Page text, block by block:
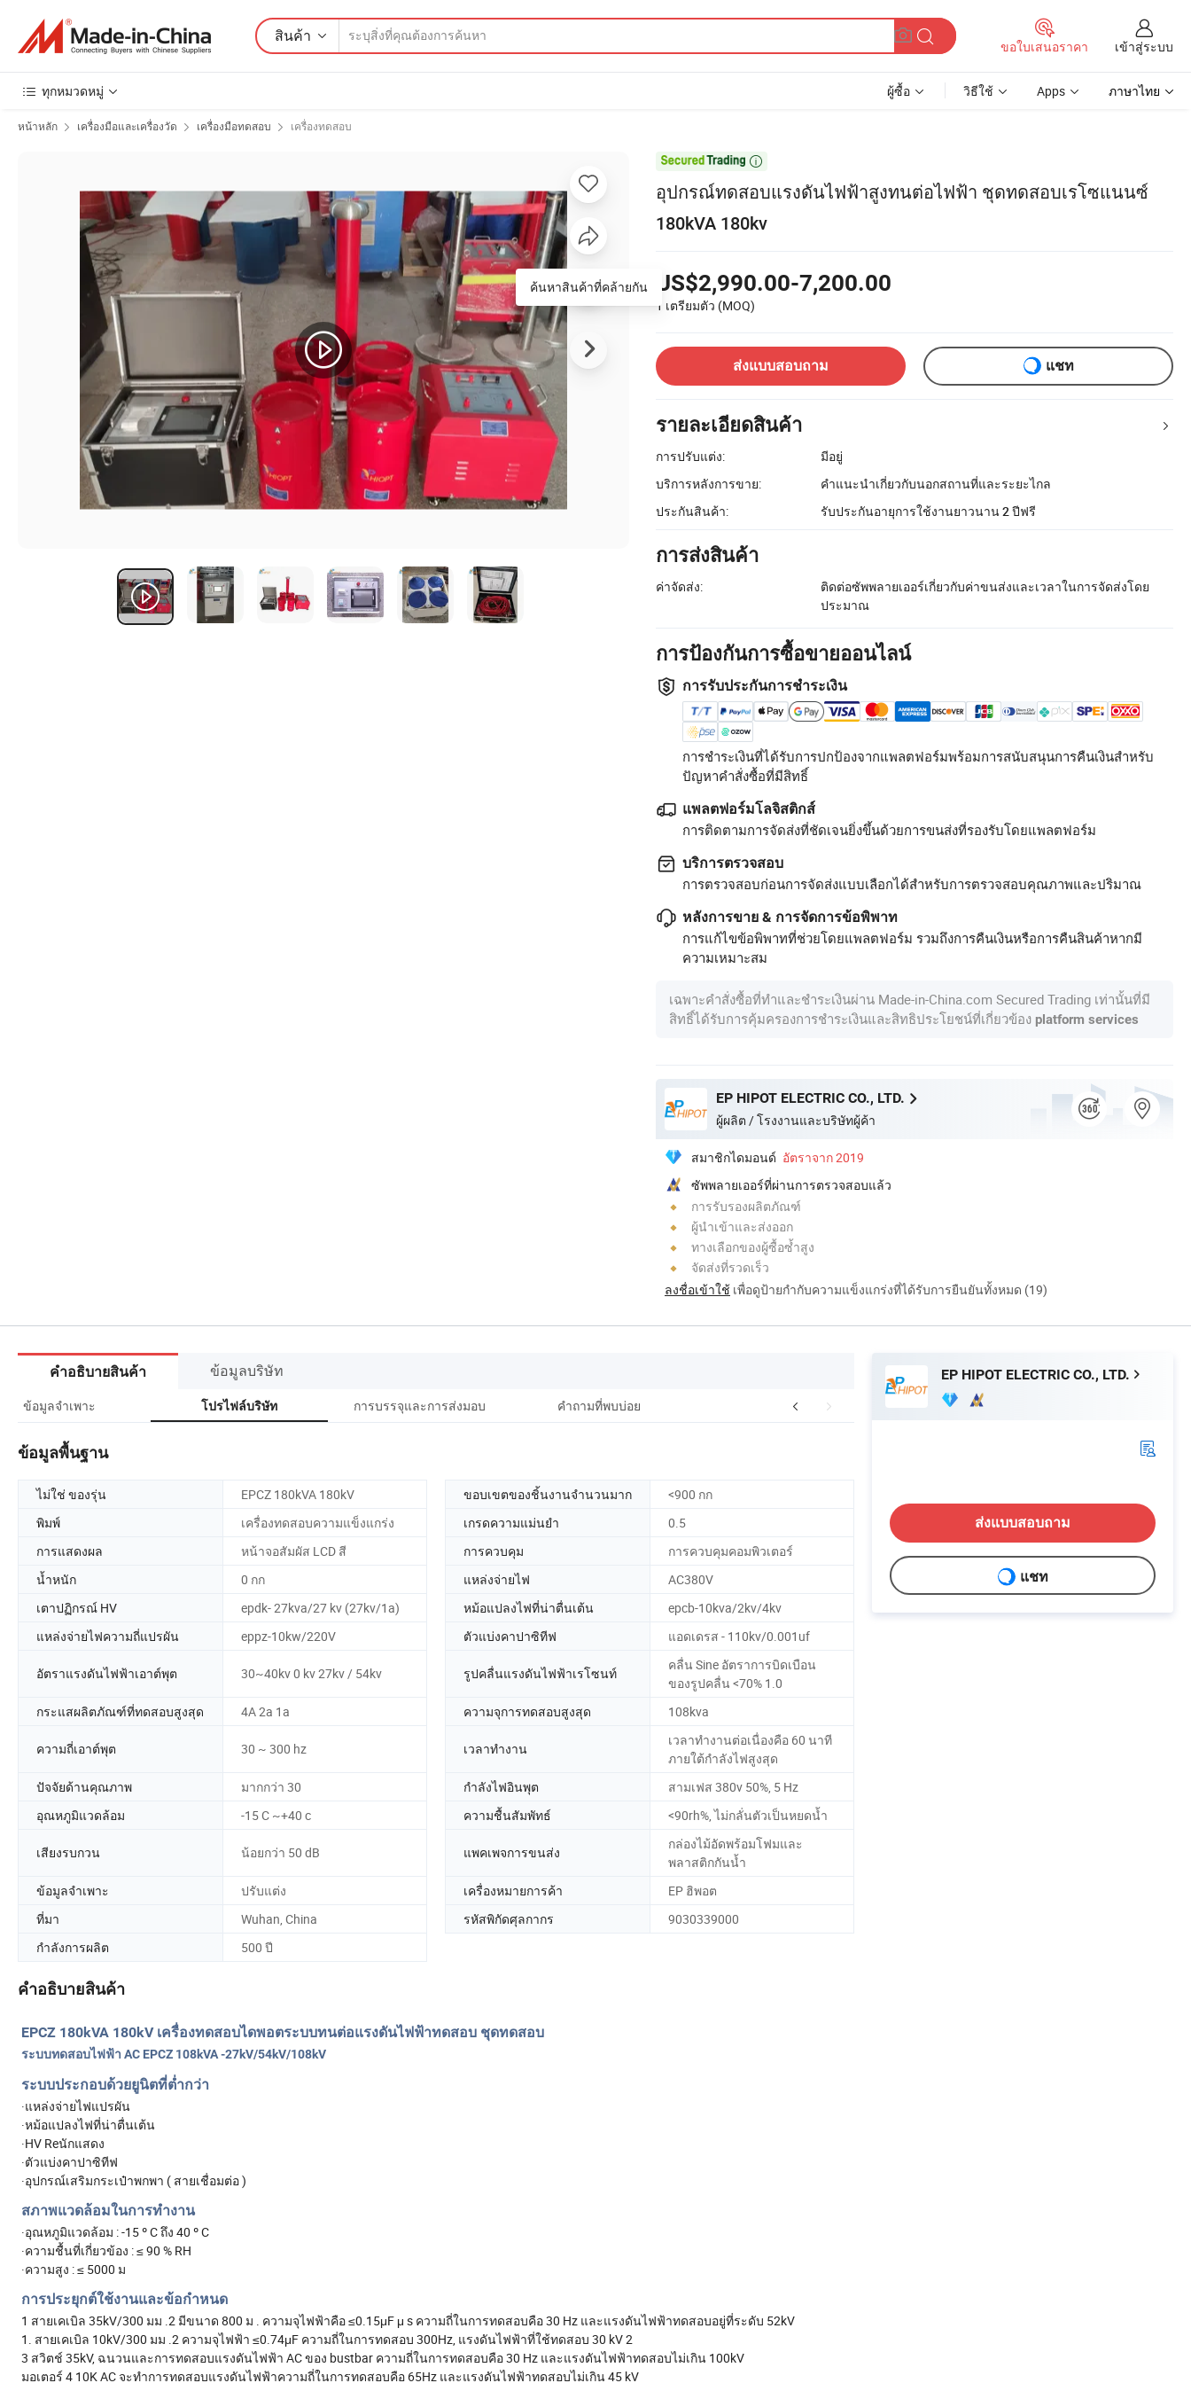
สินค้า
ขอใบเสนอราคา เข้าสู่ระบบ
ทุกหมวดหมู่ ผู้ซื้อ วิธีใช้ Apps ภาษาไทย
หน้าหลัก เครื่องมือและเครื่องวัด เครื่องมือทดสอบ เครื่องทดสอบ

อุปกรณ์ทดสอบแรงดันไฟฟ้าสูงทนต่อไฟฟ้า ชุดทดสอบเรโซแนนซ์
180kVA 180kv
US$2,990.00-7,200.00
1 เตรียมตัว (MOQ)
ส่งแบบสอบถาม แชท
รายละเอียดสินค้า
การปรับแต่ง:
มีอยู่
บริการหลังการขาย:
คำแนะนำเกี่ยวกับนอกสถานที่และระยะไกล
ประกันสินค้า:
รับประกันอายุการใช้งานยาวนาน 2 ปีฟรี
การส่งสินค้า
ค่าจัดส่ง:
ติดต่อซัพพลายเออร์เกี่ยวกับค่าขนส่งและเวลาในการจัดส่งโดย
ประมาณ
การป้องกันการซื้อขายออนไลน์
การรับประกันการชำระเงิน
การชำระเงินที่ได้รับการปกป้องจากแพลตฟอร์มพร้อมการสนับสนุนการคืนเงินสำหรับ
ปัญหาคำสั่งซื้อที่มีสิทธิ์
แพลตฟอร์มโลจิสติกส์
การติดตามการจัดส่งที่ชัดเจนยิ่งขึ้นด้วยการขนส่งที่รองรับโดยแพลตฟอร์ม
บริการตรวจสอบ
การตรวจสอบก่อนการจัดส่งแบบเลือกได้สำหรับการตรวจสอบคุณภาพและปริมาณ
หลังการขาย & การจัดการข้อพิพาท
การแก้ไขข้อพิพาทที่ช่วยโดยแพลตฟอร์ม รวมถึงการคืนเงินหรือการคืนสินค้าหากมี
ความเหมาะสม
เฉพาะคำสั่งซื้อที่ทำและชำระเงินผ่าน Made-in-China.com Secured Trading เท่านั้นที่มี
สิทธิ์ได้รับการคุ้มครองการชำระเงินและสิทธิประโยชน์ที่เกี่ยวข้อง platform services
EP HIPOT ELECTRIC CO., LTD.
ผู้ผลิต / โรงงานและบริษัทผู้ค้า
สมาชิกไดมอนด์ อัตราจาก 2019
ซัพพลายเออร์ที่ผ่านการตรวจสอบแล้ว
การรับรองผลิตภัณฑ์
ผู้นำเข้าและส่งออก
ทางเลือกของผู้ซื้อซ้ำสูง
จัดส่งที่รวดเร็ว
ลงชื่อเข้าใช้ เพื่อดูป้ายกำกับความแข็งแกร่งที่ได้รับการยืนยันทั้งหมด (19)
ค้นหาสินค้าที่คล้ายกัน
คำอธิบายสินค้า ข้อมูลบริษัท
ข้อมูลจำเพาะ โปรไฟล์บริษัท การบรรจุและการส่งมอบ คำถามที่พบบ่อย
ข้อมูลพื้นฐาน
ไม่ใช่ ของรุ่น EPCZ 180kVA 180kV ขอบเขตของชิ้นงานจำนวนมาก
<900 กก
พิมพ์
เครื่องทดสอบความแข็งแกร่ง เกรดความแม่นยำ
0.5
การแสดงผล
หน้าจอสัมผัส LCD สี การควบคุม
การควบคุมคอมพิวเตอร์
น้ำหนัก
0 กก แหล่งจ่ายไฟ
AC380V
เตาปฏิกรณ์ HV
epdk- 27kva/27 kv (27kv/1a) หม้อแปลงไฟที่น่าตื่นเต้น
epcb-10kva/2kv/4kv
แหล่งจ่ายไฟความถี่แปรผัน
eppz-10kw/220V ตัวแบ่งคาปาซิทีฟ แอดเดรส - 110kv/0.001uf
อัตราแรงดันไฟฟ้าเอาต์พุต 30~40kv 0 kv 27kv / 54kv รูปคลื่นแรงดันไฟฟ้าเรโซนท์
คลื่น Sine อัตราการบิดเบือน
ของรูปคลื่น <70% 1.0
กระแสผลิตภัณฑ์ที่ทดสอบสูงสุด
4A 2a 1a ความจุการทดสอบสูงสุด 108kva
ความถี่เอาต์พุต 30 ~ 300 hz เวลาทำงาน
เวลาทำงานต่อเนื่องคือ 60 นาที
ภายใต้กำลังไฟสูงสุด
ปัจจัยด้านคุณภาพ
มากกว่า 30 กำลังไฟอินพุต
สามเฟส 380v 50%, 5 Hz
อุณหภูมิแวดล้อม
-15 C ~+40 c ความชื้นสัมพัทธ์ <90rh%, ไม่กลั่นตัวเป็นหยดน้ำ
เสียงรบกวน น้อยกว่า 50 dB แพคเพจการขนส่ง
กล่องไม้อัดพร้อมโฟมและ
พลาสติกกันน้ำ
ข้อมูลจำเพาะ
ปรับแต่ง เครื่องหมายการค้า
EP ฮิพอต
ที่มา
Wuhan, China รหัสพิกัดศุลกากร
9030339000
กำลังการผลิต
500 ปี
คำอธิบายสินค้า
EPCZ 180kVA 180kV เครื่องทดสอบไดพอตระบบทนต่อแรงดันไฟฟ้าทดสอบ ชุดทดสอบ
ระบบทดสอบไฟฟ้า AC EPCZ 108kVA -27kV/54kV/108kV
ระบบประกอบด้วยยูนิตที่ต่ำกว่า
·แหล่งจ่ายไฟแปรผัน
·หม้อแปลงไฟที่น่าตื่นเต้น
·HV Reนักแสดง
·ตัวแบ่งคาปาซิทีฟ
·อุปกรณ์เสริมกระเป๋าพกพา ( สายเชื่อมต่อ )
สภาพแวดล้อมในการทำงาน
·อุณหภูมิแวดล้อม : -15 º C ถึง 40 º C
·ความชื้นที่เกี่ยวข้อง : ≤ 90 % RH
·ความสูง : ≤ 5000 ม
การประยุกต์ใช้งานและข้อกำหนด
1 สายเคเบิล 35kV/300 มม .2 มีขนาด 800 ม . ความจุไฟฟ้าคือ ≤0.15μF μ s ความถี่ในการทดสอบคือ 30 Hz และแรงดันไฟฟ้าทดสอบอยู่ที่ระดับ 52kV
1. สายเคเบิล 10kV/300 มม .2 ความจุไฟฟ้า ≤0.74μF ความถี่ในการทดสอบ 300Hz, แรงดันไฟฟ้าที่ใช้ทดสอบ 30 kV 2
3 สวิตช์ 35kV, ฉนวนและการทดสอบแรงดันไฟฟ้า AC ของ bustbar ความถี่ในการทดสอบคือ 30 Hz และแรงดันไฟฟ้าทดสอบไม่เกิน 100kV
มอเตอร์ 4 10K AC จะทำการทดสอบแรงดันไฟฟ้าความถี่ในการทดสอบคือ 65Hz และแรงดันไฟฟ้าทดสอบไม่เกิน 45 kV
EP HIPOT ELECTRIC CO., LTD.
ส่งแบบสอบถาม
แชท